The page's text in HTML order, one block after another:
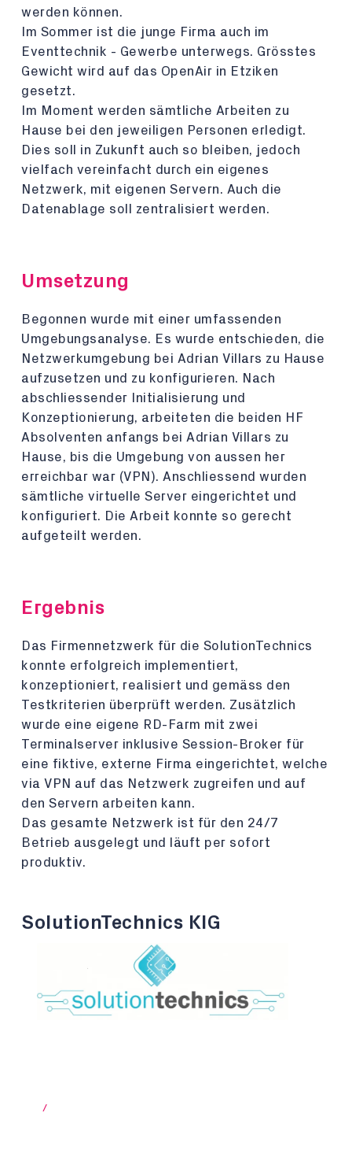
werden können.
Im Sommer ist die junge Firma auch im
Eventtechnik - Gewerbe unterwegs. Grösstes
Gewicht wird auf das OpenAir in Etziken
gesetzt.
Im Moment werden sämtliche Arbeiten zu
Hause bei den jeweiligen Personen erledigt.
Dies soll in Zukunft auch so bleiben, jedoch
vielfach vereinfacht durch ein eigenes
Netzwerk, mit eigenen Servern. Auch die
Datenablage soll zentralisiert werden.
Umsetzung
Begonnen wurde mit einer umfassenden
Umgebungsanalyse. Es wurde entschieden, die
Netzwerkumgebung bei Adrian Villars zu Hause
aufzusetzen und zu konfigurieren. Nach
abschliessender Initialisierung und
Konzeptionierung, arbeiteten die beiden HF
Absolventen anfangs bei Adrian Villars zu
Hause, bis die Umgebung von aussen her
erreichbar war (VPN). Anschliessend wurden
sämtliche virtuelle Server eingerichtet und
konfiguriert. Die Arbeit konnte so gerecht
aufgeteilt werden.
Ergebnis
Das Firmennetzwerk für die SolutionTechnics
konnte erfolgreich implementiert,
konzeptioniert, realisiert und gemäss den
Testkriterien überprüft werden. Zusätzlich
wurde eine eigene RD-Farm mit zwei
Terminalserver inklusive Session-Broker für
eine fiktive, externe Firma eingerichtet, welche
via VPN auf das Netzwerk zugreifen und auf
den Servern arbeiten kann.
Das gesamte Netzwerk ist für den 24/7
Betrieb ausgelegt und läuft per sofort
produktiv.
SolutionTechnics KIG
/